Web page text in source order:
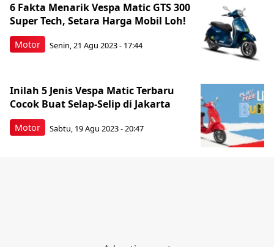
Motor
6 Fakta Menarik Vespa Matic GTS 300
Super Tech, Setara Harga Mobil Loh!
Senin, 21 Agu 2023 - 17:44
Motor
Inilah 5 Jenis Vespa Matic Terbaru
Cocok Buat Selap-Selip di Jakarta
Sabtu, 19 Agu 2023 - 20:47